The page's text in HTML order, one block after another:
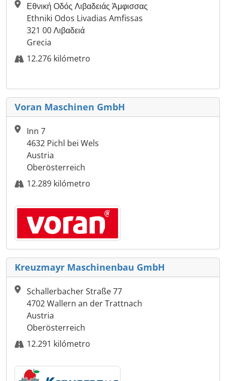
Εθνική Οδός Λιβαδειάς Άμφισσας
Ethniki Odos Livadias Amfissas
321 00 Λιβαδειά
Grecia
12.276 kilómetro
Voran Maschinen GmbH
Inn 7
4632 Pichl bei Wels
Austria
Oberösterreich
12.289 kilómetro
Kreuzmayr Maschinenbau GmbH
Schallerbacher Straße 77
4702 Wallern an der Trattnach
Austria
Oberösterreich
12.291 kilómetro